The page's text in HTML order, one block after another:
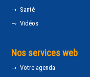
Santé
Vidéos
Nos services web
Votre agenda